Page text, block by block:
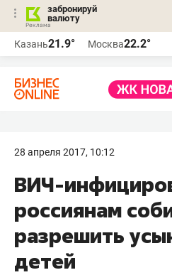
забронируй
валюту
Казань21.9° Москва22.2°
28 апреля 2017, 10:12
ВИЧ-
россиянам
разрешить
детей